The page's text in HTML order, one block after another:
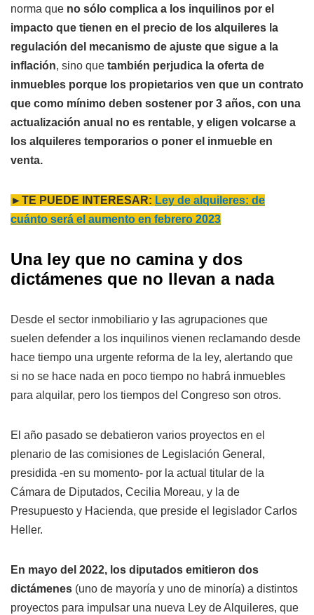
norma que no sólo complica a los inquilinos por el
impacto que tienen en el precio de los alquileres la
regulación del mecanismo de ajuste que sigue a la
inflación, sino que también perjudica la oferta de
inmuebles porque los propietarios ven que un contrato
que como mínimo deben sostener por 3 años, con una
actualización anual no es rentable, y eligen volcarse a
los alquileres temporarios o poner el inmueble en
venta.
►TE PUEDE INTERESAR: Ley de alquileres: de
cuánto será el aumento en febrero 2023
Una ley que no camina y dos
dictámenes que no llevan a nada
Desde el sector inmobiliario y las agrupaciones que
suelen defender a los inquilinos vienen reclamando desde
hace tiempo una urgente reforma de la ley, alertando que
si no se hace nada en poco tiempo no habrá inmuebles
para alquilar, pero los tiempos del Congreso son otros.
El año pasado se debatieron varios proyectos en el
plenario de las comisiones de Legislación General,
presidida -en su momento- por la actual titular de la
Cámara de Diputados, Cecilia Moreau, y la de
Presupuesto y Hacienda, que preside el legislador Carlos
Heller.
En mayo del 2022, los diputados emitieron dos
dictámenes (uno de mayoría y uno de minoría) a distintos
proyectos para impulsar una nueva Ley de Alquileres, que